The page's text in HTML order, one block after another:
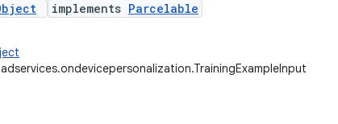
implements Parcelable